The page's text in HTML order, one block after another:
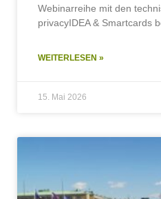
Webinarreihe mit den
privacyIDEA & Smartcards
WEITERLESEN »
15. Mai 2026